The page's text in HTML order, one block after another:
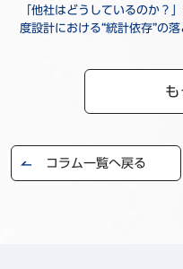
「他社はどうしているのか？
度設計における“統計依存”の
も
コラム一覧へ戻る